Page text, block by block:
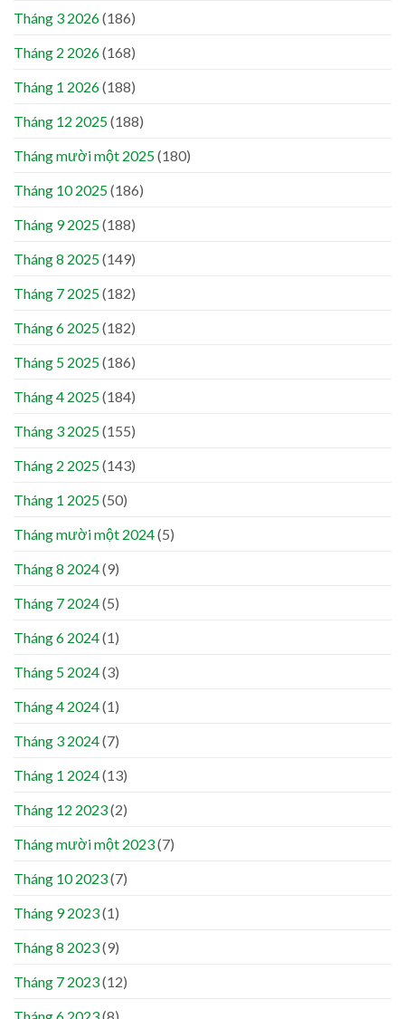
Tháng 3 2026(186)
Tháng 2 2026(168)
Tháng 1 2026(188)
Tháng 12 2025(188)
Tháng mười một 2025(180)
Tháng 10 2025(186)
Tháng 9 2025(188)
Tháng 8 2025(149)
Tháng 7 2025(182)
Tháng 6 2025(182)
Tháng 5 2025(186)
Tháng 4 2025(184)
Tháng 3 2025(155)
Tháng 2 2025(143)
Tháng 1 2025(50)
Tháng mười một 2024(5)
Tháng 8 2024(9)
Tháng 7 2024(5)
Tháng 6 2024(1)
Tháng 5 2024(3)
Tháng 4 2024(1)
Tháng 3 2024(7)
Tháng 1 2024(13)
Tháng 12 2023(2)
Tháng mười một 2023(7)
Tháng 10 2023(7)
Tháng 9 2023(1)
Tháng 8 2023(9)
Tháng 7 2023(12)